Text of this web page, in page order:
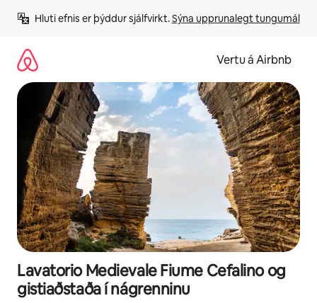
beint
Hluti efnis er þýddur sjálfvirkt. Sýna upprunalegt tungumál
Vertu á Airbnb
Lavatorio Medievale Fiume Cefalino og
gistiaðstaða í nágrenninu